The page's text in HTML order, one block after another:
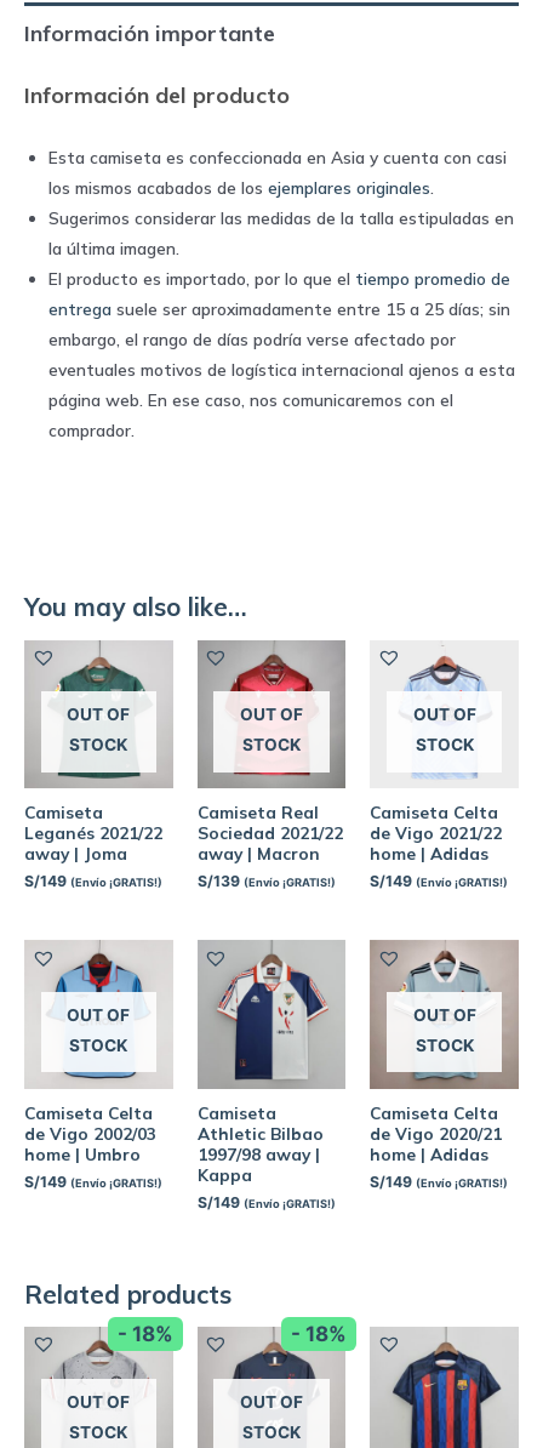
home
|
quantity
Información importante
Información del producto
Esta camiseta es confeccionada en Asia y cuenta con casi
los mismos acabados de los ejemplares originales.
Sugerimos considerar las medidas de la talla estipuladas en
la última imagen.
El producto es importado, por lo que el tiempo promedio de
entrega suele ser aproximadamente entre 15 a 25 días; sin
embargo, el rango de días podría verse afectado por
eventuales motivos de logística internacional ajenos a esta
página web. En ese caso, nos comunicaremos con el
comprador.
You may also like…
OUT OF
STOCK
Camiseta
Leganés 2021/22
away | Joma
S/149 (Envío ¡GRATIS!)
OUT OF
STOCK
Camiseta Real
Sociedad 2021/22
away | Macron
S/139 (Envío ¡GRATIS!)
OUT OF
STOCK
Camiseta Celta
de Vigo 2021/22
home | Adidas
S/149 (Envío ¡GRATIS!)
OUT OF
STOCK
Camiseta Celta
de Vigo 2002/03
home | Umbro
S/149 (Envío ¡GRATIS!)
Camiseta
Athletic Bilbao
1997/98 away |
Kappa
S/149 (Envío ¡GRATIS!)
OUT OF
STOCK
Camiseta Celta
de Vigo 2020/21
home | Adidas
S/149 (Envío ¡GRATIS!)
Related products
- 18%
OUT OF
STOCK
- 18%
OUT OF
STOCK